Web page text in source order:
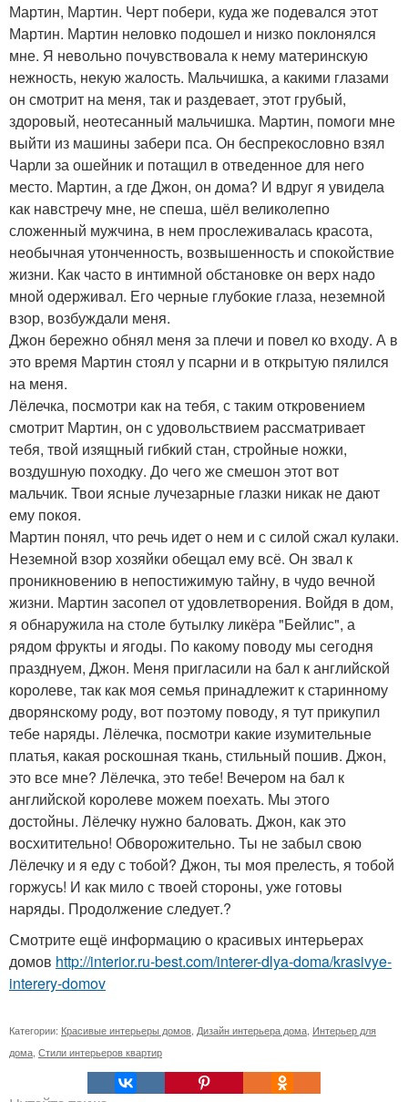
Мартин, Мартин. Черт побери, куда же подевался этот
Мартин. Мартин неловко подошел и низко поклонялся
мне. Я невольно почувствовала к нему материнскую
нежность, некую жалость. Мальчишка, а какими глазами
он смотрит на меня, так и раздевает, этот грубый,
здоровый, неотесанный мальчишка. Мартин, помоги мне
выйти из машины забери пса. Он беспрекословно взял
Чарли за ошейник и потащил в отведенное для него
место. Мартин, а где Джон, он дома? И вдруг я увидела
как навстречу мне, не спеша, шёл великолепно
сложенный мужчина, в нем прослеживалась красота,
необычная утонченность, возвышенность и спокойствие
жизни. Как часто в интимной обстановке он верх надо
мной одерживал. Его черные глубокие глаза, неземной
взор, возбуждали меня.
Джон бережно обнял меня за плечи и повел ко входу. А в
это время Мартин стоял у псарни и в открытую пялился
на меня.
Лёлечка, посмотри как на тебя, с таким откровением
смотрит Мартин, он с удовольствием рассматривает
тебя, твой изящный гибкий стан, стройные ножки,
воздушную походку. До чего же смешон этот вот
мальчик. Твои ясные лучезарные глазки никак не дают
ему покоя.
Мартин понял, что речь идет о нем и с силой сжал кулаки.
Неземной взор хозяйки обещал ему всё. Он звал к
проникновению в непостижимую тайну, в чудо вечной
жизни. Мартин засопел от удовлетворения. Войдя в дом,
я обнаружила на столе бутылку ликёра "Бейлис", а
рядом фрукты и ягоды. По какому поводу мы сегодня
празднуем, Джон. Меня пригласили на бал к английской
королеве, так как моя семья принадлежит к старинному
дворянскому роду, вот поэтому поводу, я тут прикупил
тебе наряды. Лёлечка, посмотри какие изумительные
платья, какая роскошная ткань, стильный пошив. Джон,
это все мне? Лёлечка, это тебе! Вечером на бал к
английской королеве можем поехать. Мы этого
достойны. Лёлечку нужно баловать. Джон, как это
восхитительно! Обворожительно. Ты не забыл свою
Лёлечку и я еду с тобой? Джон, ты моя прелесть, я тобой
горжусь! И как мило с твоей стороны, уже готовы
наряды. Продолжение следует.?
Смотрите ещё информацию о красивых интерьерах
домов http://interior.ru-best.com/interer-dlya-doma/krasivye-
interery-domov
Категории: Красивые интерьеры домов Дизайн интерьера дома Интерьер для
дома Стили интерьеров квартир